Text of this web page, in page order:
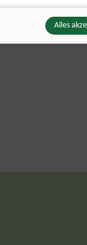
Fam. Esterer,
Alles